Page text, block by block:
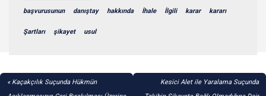
başvurusunun danıştay hakkında İhale İlgili karar kararı
Şartları şikayet usul
YAZI
Kaçakçılık Suçunda Hükmün
Kesici Alet ile Yaralama Suçunda